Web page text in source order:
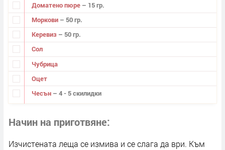
Доматено пюре – 15 гр.
Моркови – 50 гр.
Керевиз – 50 гр.
Сол
Чубрица
Оцет
Чесън – 4 - 5 скилидки
Начин на приготвяне
Изчистената леща се измива и се слага да ври. Към